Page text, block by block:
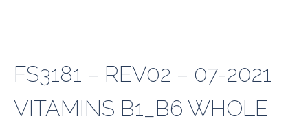
FS3181 – REV02 – 07-2021
VITAMINS B1_B6 WHOLE